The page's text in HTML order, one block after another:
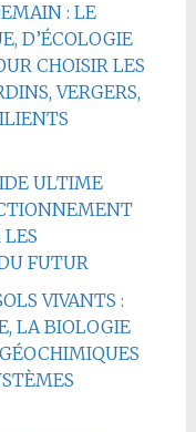
: LE
D’ÉCOLOGIE
CHOISIR LES
VERGERS,
ULTIME
FUTUR
VIVANTS :
LA BIOLOGIE